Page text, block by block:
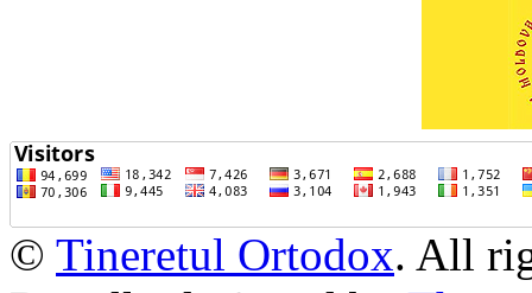
© Tineretul Ortodox. All